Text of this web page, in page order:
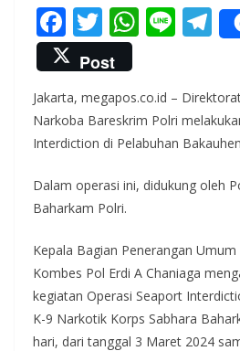
F
ac
e
b
o
k
T
w
itt
er
W
s
A
p
Li T
el
gr
a
Post
Jakarta, megapos.co.id –
Narkoba Bareskrim Polri
Interdiction di Pelabuhan
Dalam operasi ini, didukung oleh
Baharkam Polri.
Kepala Bagian Penerangan
Kombes Pol Erdi A Chaniaga
kegiatan Operasi Seaport
K-9 Narkotik Korps Sabhara
hari, dari tanggal 3 Maret 2024